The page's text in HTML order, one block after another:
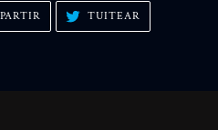
COMPARTIR
FACEBOOK
TUITEAR
TWITTER